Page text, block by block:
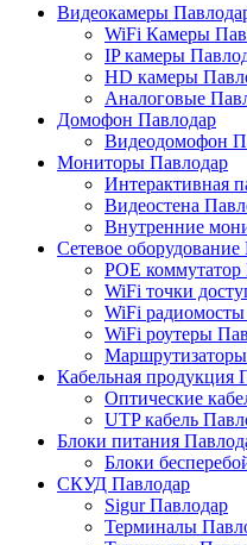
Видеокамеры
WiFi Камеры
IP камеры
HD камеры
Аналоговые
Домофон Павлодар
Видеодомофон
Мониторы Павлодар
Интерактивная
Видеостена
Внутренние
Сетевое
POE
WiFi точки
WiFi
WiFi роутеры
Кабельная продукция
Оптические
UTP кабель
Блоки питания
Блоки
СКУД Павлодар
Sigur Павлодар
Терминалы